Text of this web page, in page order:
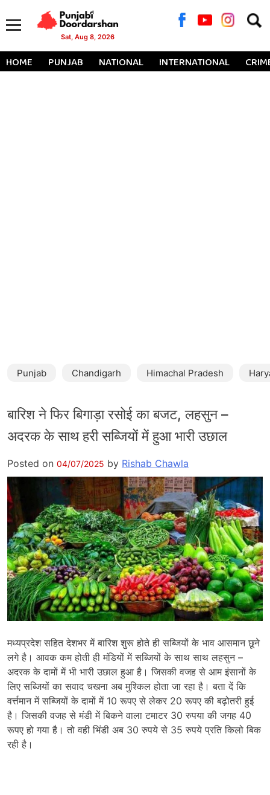
Sat, Aug 8, 2026
for:
HOME PUNJAB NATIONAL INTERNATIONAL
Punjab Chandigarh Himachal Pradesh
बारिश ने फिर बिगाड़ा रसोई का बजट, लहसुन –
अदरक के साथ हरी सब्जियों में हुआ भारी उछाल
Posted on 04/07/2025 by Rishab Chawla
मध्यप्रदेश सहित देशभर में बारिश शुरू होते ही सब्जियों के भाव आसमान छूने
लगे है। आवक कम होती ही मंडियों में सब्जियों के साथ साथ लहसुन –
अदरक के दामों में भी भारी उछाल हुआ है। जिसकी वजह से आम इंसानों के
लिए सब्जियों का सवाद चखना अब मुश्किल होता जा रहा है। बता दें कि
वर्त्तमान में सब्जियों के दामों में 10 रूपए से लेकर 20 रूपए की बढ़ोतरी हुई
है। जिसकी वजह से मंडी में बिकने वाला टमाटर 30 रुपया की जगह 40
रूपए हो गया है। तो वही भिंडी अब 30 रुपये से 35 रुपये प्रति किलो बिक
रही है।